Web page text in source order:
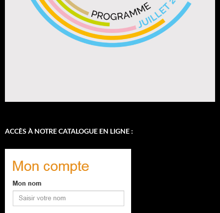
ACCÈS À NOTRE CATALOGUE EN LIGNE :